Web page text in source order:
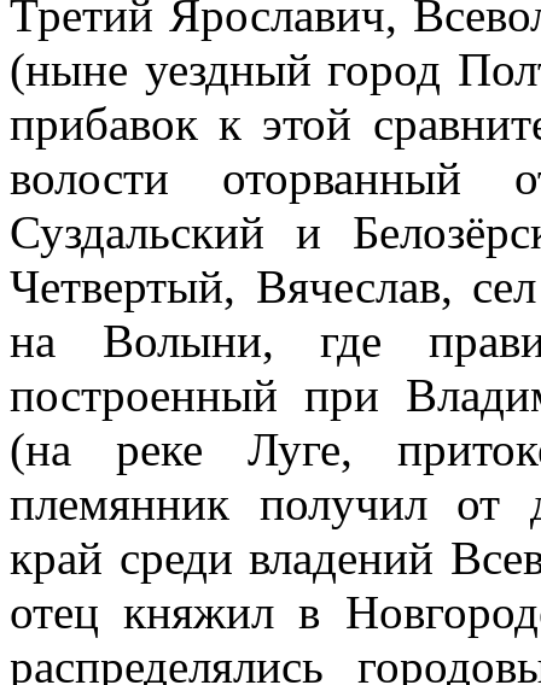
Третий Ярославич,
(ныне уездный город
прибавок к этой
волости оторванный
Суздальский и
Четвертый, Вячеслав,
на Волыни, где
построенный при
(на реке Луге,
племянник получил от
край среди владений
отец княжил в
распределялись